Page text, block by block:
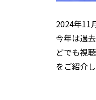
2024年11
今年は過
どでも視
をご紹介し